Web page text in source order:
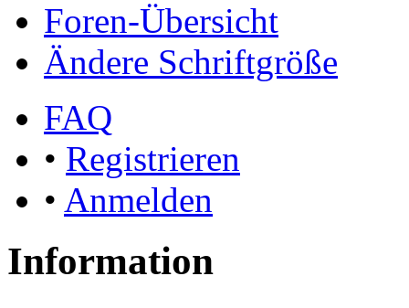
Foren-Übersicht
Ändere Schriftgröße
FAQ
• Registrieren
• Anmelden
Information